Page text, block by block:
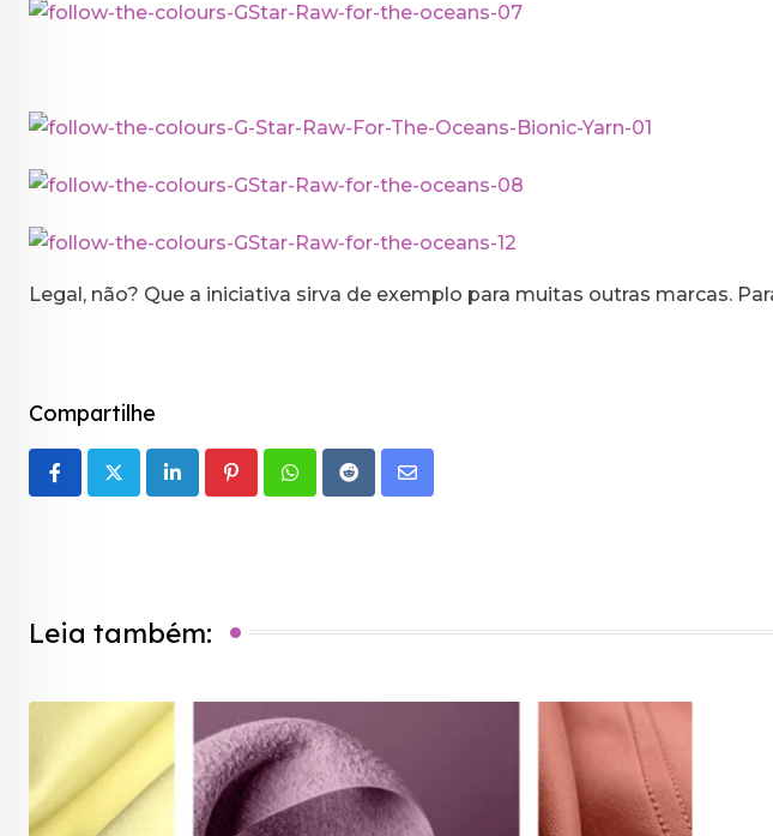
Legal, não? Que a iniciativa sirva de exemplo para muitas outras marcas.
Compartilhe
LinkedInPinterestWhatsappRedditShare
Leia também: